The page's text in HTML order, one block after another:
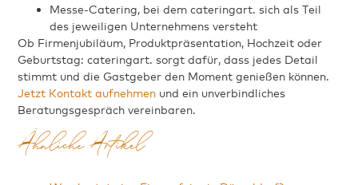
Messe-Catering, bei dem cateringart. sich als Teil
des jeweiligen Unternehmens versteht
Ob Firmenjubiläum, Produktpräsentation, Hochzeit oder
Geburtstag: cateringart. sorgt dafür, dass jedes Detail
stimmt und die Gastgeber den Moment genießen können.
Jetzt Kontakt aufnehmen und ein unverbindliches
Beratungsgespräch vereinbaren.
Ähnliche Artikel